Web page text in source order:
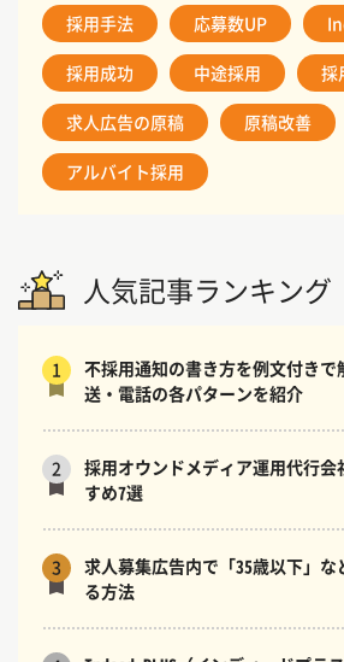
採用手法 応募数UP
採用成功 中途採用 採
求人広告の原稿 原稿改善
アルバイト採用
人気記事ランキング
1
不採用通知の書き方を例文付きで
送・電話の各パターンを紹介
2
採用オウンドメディア運用代行会
すめ7選
3
求人募集広告内で「35歳以下」な
る方法